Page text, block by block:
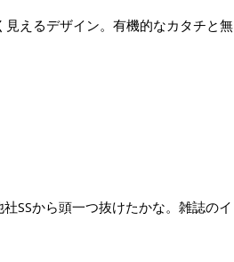
えるデザイン。有機的なカタチと無
SSから頭一つ抜けたかな。雑誌のイ